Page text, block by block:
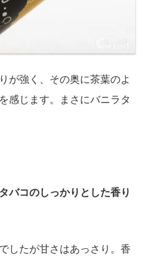
が強く、その奥に茶葉のよ
感じます。まさにバニラタ
バコのしっかりとした香り
したが甘さはあっさり。香